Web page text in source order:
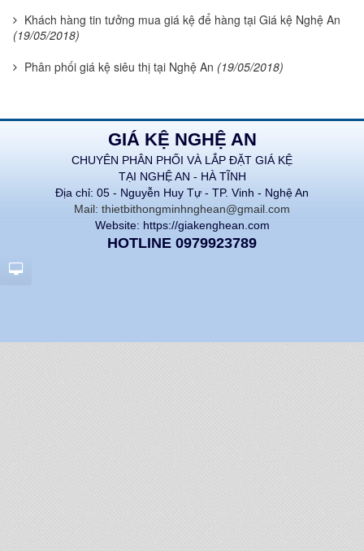
Khách hàng tin tưởng mua giá kệ để hàng tại Giá kệ Nghệ An
(19/05/2018)
Phân phối giá kệ siêu thị tại Nghệ An (19/05/2018)
GIÁ KỆ NGHỆ AN
CHUYÊN PHÂN PHỐI VÀ LẮP ĐẶT GIÁ KỆ
TẠI NGHỆ AN - HÀ TĨNH
Địa chỉ: 05 - Nguyễn Huy Tự - TP. Vinh - Nghệ An
Mail: thietbithongminhnghean@gmail.com
Website: https://giakenghean.com
HOTLINE 0979923789